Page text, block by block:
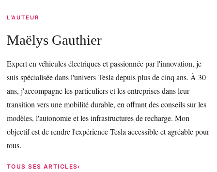
L’AUTEUR
Maëlys Gauthier
Expert en véhicules électriques et passionnée par l'innovation, je
suis spécialisée dans l'univers Tesla depuis plus de cinq ans. À 30
ans, j'accompagne les particuliers et les entreprises dans leur
transition vers une mobilité durable, en offrant des conseils sur les
modèles, l'autonomie et les infrastructures de recharge. Mon
objectif est de rendre l'expérience Tesla accessible et agréable pour
tous.
TOUS SES ARTICLES